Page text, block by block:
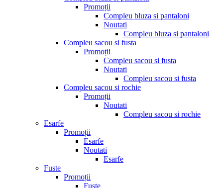
Promoții
Compleu bluza si pantaloni
Noutati
Compleu bluza si pantaloni
Compleu sacou si fusta
Promoții
Compleu sacou si fusta
Noutati
Compleu sacou si fusta
Compleu sacou si rochie
Promoții
Noutati
Compleu sacou si rochie
Esarfe
Promoții
Esarfe
Noutati
Esarfe
Fuste
Promoții
Fuste